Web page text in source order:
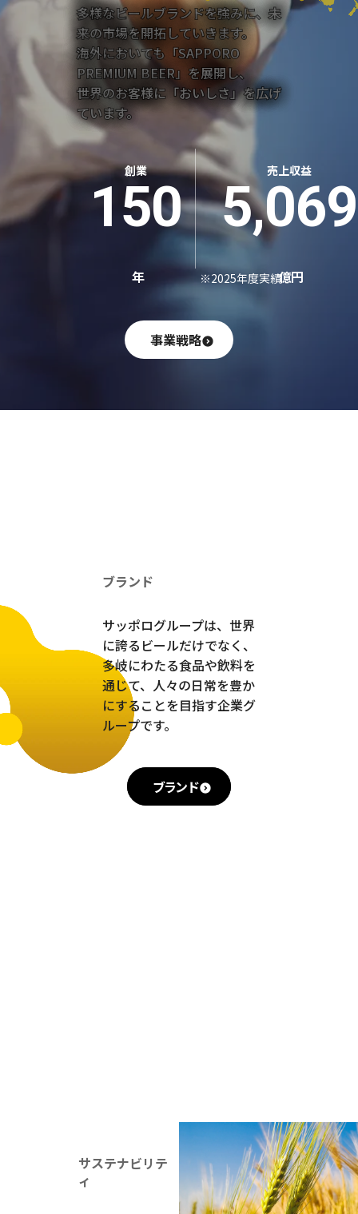
多様なビールブランドを強みに、未
来の市場を開拓していきます。
海外においても「SAPPORO
PREMIUM BEER」を展開し、
世界のお客様に「おいしさ」を広げ
ています。
創業
150
年
売上収益
5,069
億円
※2025年度実績
事業戦略
ブランド
サッポログループは、世界
に誇るビールだけでなく、
多岐にわたる食品や飲料を
通じて、人々の日常を豊か
にすることを目指す企業グ
ループです。
ブランド
サステナビリテ
ィ